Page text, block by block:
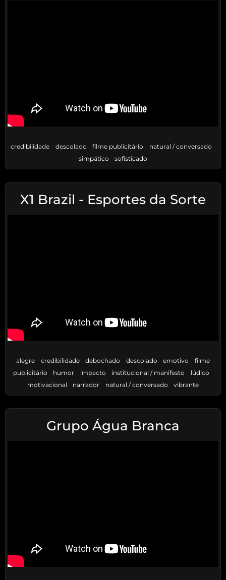
credibilidade descolado filme publicitário
natural / conversado
simpático
sofisticado
X1 Brazil - Esportes da Sorte
alegre credibilidade debochado descolado emotivo
filme
publicitário
humor impacto institucional / manifesto
lúdico
motivacional
narrador natural / conversado vibrante
Grupo Água Branca